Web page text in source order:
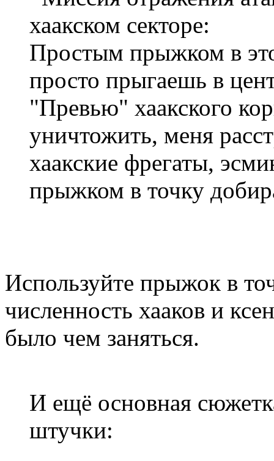
хаакском секторе:
Простым прыжком в
просто прыгаешь в
"Превью" хаакского
уничтожить, меня
хаакские фрегаты,
прыжком в точку
Используйте прыжок в
численность хааков и
было чем заняться.
И ещё основная
штучки: